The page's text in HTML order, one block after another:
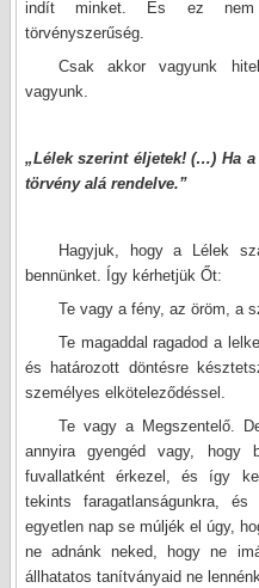
indít minket. És ez nem
törvényszerűség.
Csak akkor vagyunk
vagyunk.
„Lélek szerint éljetek! (…) Ha
törvény alá rendelve.”
Hagyjuk, hogy a Lélek
bennünket. Így kérhetjük Őt:
Te vagy a fény, az öröm, a
Te magaddal ragadod a
és határozott döntésre
személyes elköteleződéssel.
Te vagy a Megszentelő.
annyira gyengéd vagy, hogy
fuvallatként érkezel, és így
tekints faragatlanságunkra,
egyetlen nap se múljék el úgy,
ne adnánk neked, hogy ne
állhatatos tanítványaid ne